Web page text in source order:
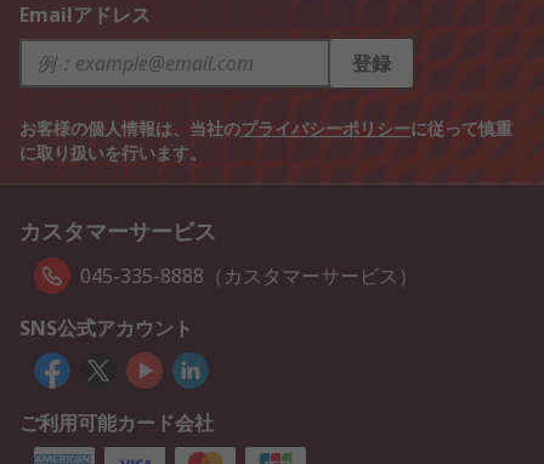
Emailアドレス
登録
お客様の個人情報は、当社のプライバシーポリシーに従って慎重
に取り扱いを行います。
カスタマーサービス
045-335-8888（カスタマーサービス）
SNS公式アカウント
ご利用可能カード会社